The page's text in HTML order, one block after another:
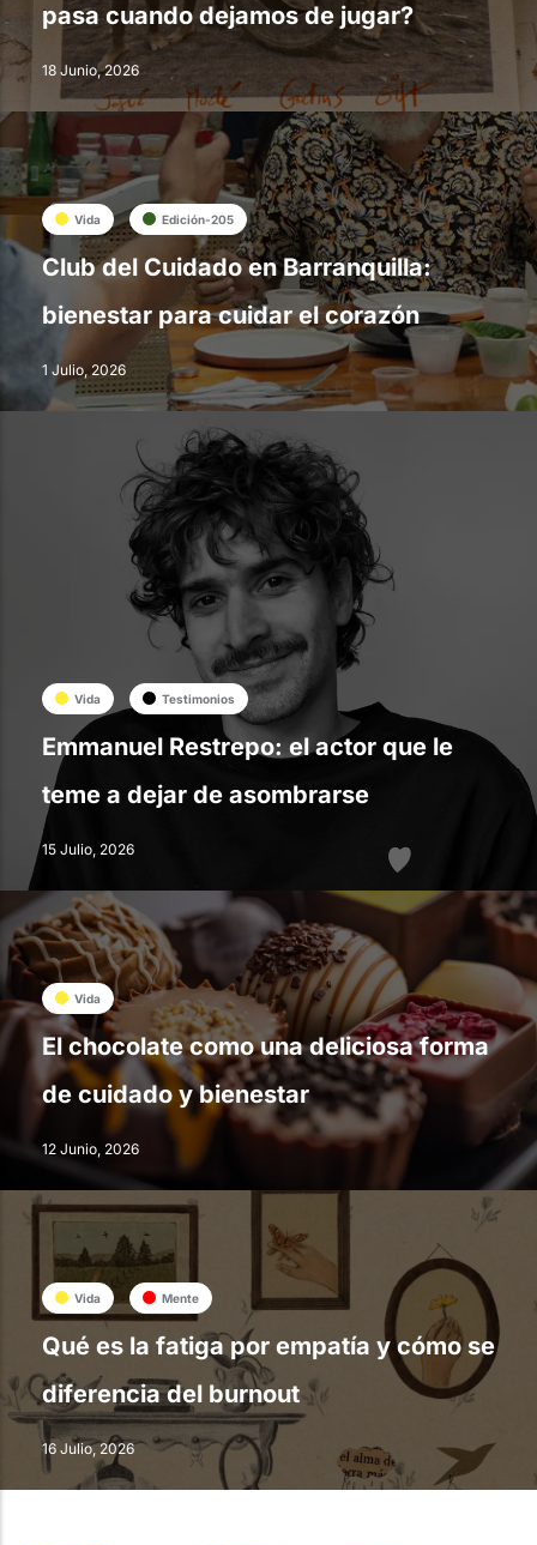
pasa cuando dejamos de jugar?
18 Junio, 2026
Vida Edición-205
Club del Cuidado en Barranquilla:
bienestar para cuidar el corazón
1 Julio, 2026
Vida Testimonios
Emmanuel Restrepo: el actor que le
teme a dejar de asombrarse
15 Julio, 2026
Vida
El chocolate como una deliciosa forma
de cuidado y bienestar
12 Junio, 2026
Vida Mente
Qué es la fatiga por empatía y cómo se
diferencia del burnout
16 Julio, 2026